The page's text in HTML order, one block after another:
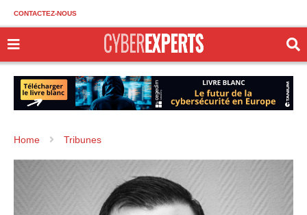
CONTACTEZ-NOUS
Home Tribunes